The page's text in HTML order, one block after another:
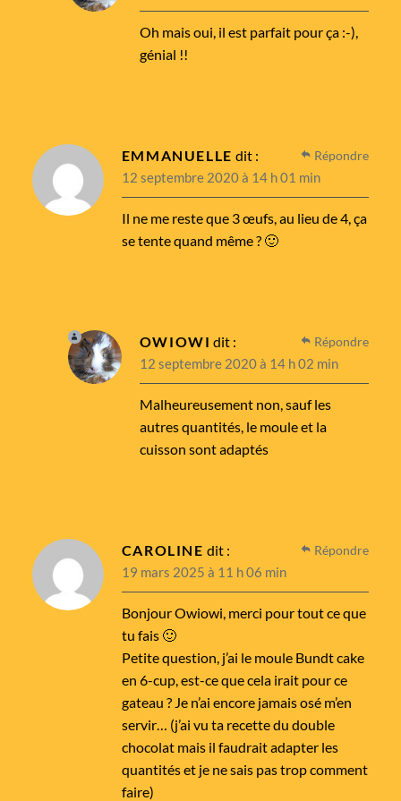
Oh mais oui, il est parfait pour ça :-),
génial !!
EMMANUELLE dit :
12 septembre 2020 à 14 h 01 min
Il ne me reste que 3 œufs, au lieu de 4, ça
se tente quand même ? 🙂
Répondre
OWIOWI dit :
12 septembre 2020 à 14 h 02 min
Malheureusement non, sauf les
autres quantités, le moule et la
cuisson sont adaptés
Répondre
CAROLINE dit :
19 mars 2025 à 11 h 06 min
Bonjour Owiowi, merci pour tout ce que
tu fais 🙂
Petite question, j’ai le moule Bundt cake
en 6-cup, est-ce que cela irait pour ce
gateau ? Je n’ai encore jamais osé m’en
servir… (j’ai vu ta recette du double
chocolat mais il faudrait adapter les
quantités et je ne sais pas trop comment
faire)
Répondre